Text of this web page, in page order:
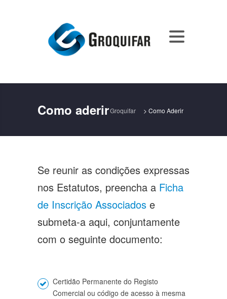
Como aderirGroquifar > Como Aderir
Se reunir as condições expressas
nos Estatutos, preencha a Ficha
de Inscrição Associados e
submeta-a aqui, conjuntamente
com o seguinte documento:
Certidão Permanente do Registo
Comercial ou código de acesso à mesma